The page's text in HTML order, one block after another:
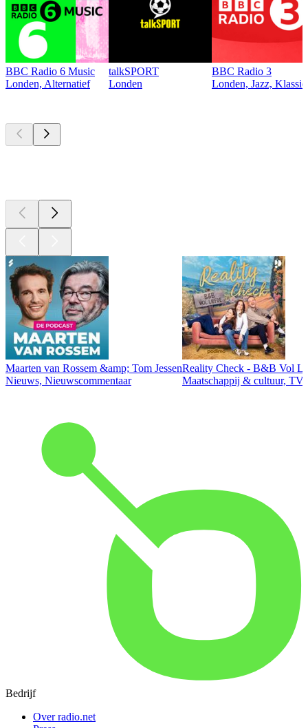
BBC Radio 6 Music
Londen, Alternatief
talkSPORT
Londen
BBC Radio 3
Londen, Jazz,
Maarten van Rossem &amp; Tom Jessen
Nieuws, Nieuwscommentaar
Reality Check - B&B Vol
Maatschappij & cultuur,
Bedrijf
Over radio.net